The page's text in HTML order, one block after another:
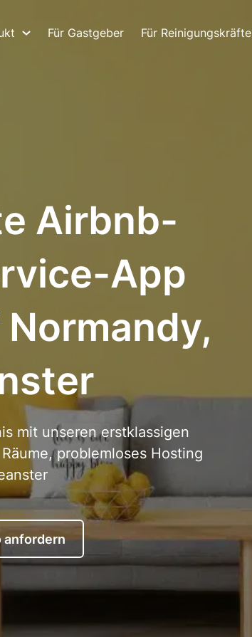
Für Gastgeber Für Reinigungskräfte
Airbnb-
App
mit unseren erstklassigen
problemloses Hosting
anfordern